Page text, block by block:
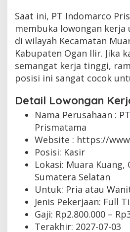
Saat ini, PT Indomarco
membuka lowongan kerja
di wilayah Kecamatan
Kabupaten Ogan Ilir. Jika
semangat kerja tinggi,
posisi ini sangat cocok
Detail Lowongan
Nama Perusahaan :
Prismatama
Website : https://
Posisi: Kasir
Lokasi: Muara Kuang,
Sumatera Selatan
Untuk: Pria atau
Jenis Pekerjaan: Full
Gaji: Rp2.800.000 – Rp
Terakhir: 2027-07-03